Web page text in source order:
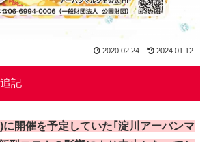
2020.02.24 2024.01.12
記
開催を予定していた｢淀川アーバンマ